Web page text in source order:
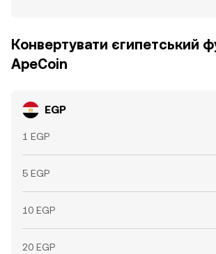
Конвертувати єгипетський
ApeCoin
EGP
1 EGP
5 EGP
10 EGP
20 EGP